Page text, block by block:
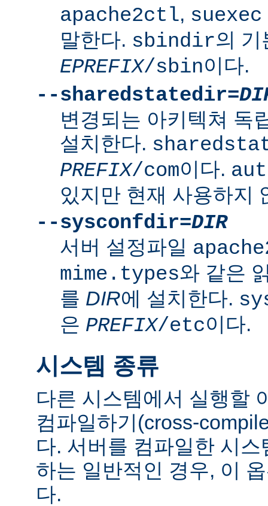
apache2ctl, suexec
말한다. sbindir의 기
EPREFIX/sbin이다.
--sharedstatedir=
변경되는 아키텍쳐 독
설치한다.
PREFIX/com이다.
있지만 현재 사용하지
--sysconfdir=DIR
서버 설정파일
mime.types와 같은
를 DIR에 설치한다.
은 PREFIX/etc이다.
시스템 종류
다른 시스템에서 실행할
컴파일하기(cross-
다. 서버를 컴파일한 시
하는 일반적인 경우, 이
다.